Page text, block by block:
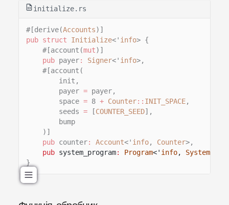
initialize.rs
#[derive(Accounts)]
pub struct
Initialize<' info> {
#[account(mut)]
pub payer: Signer<' info>,
#[account(
init,
payer = payer,
space = 8 + Counter:: INIT_SPACE,
seeds = [COUNTER_SEED],
bump
)]
pub counter: Account<' info, Counter>,
pub system_program: Program<' info, System
}